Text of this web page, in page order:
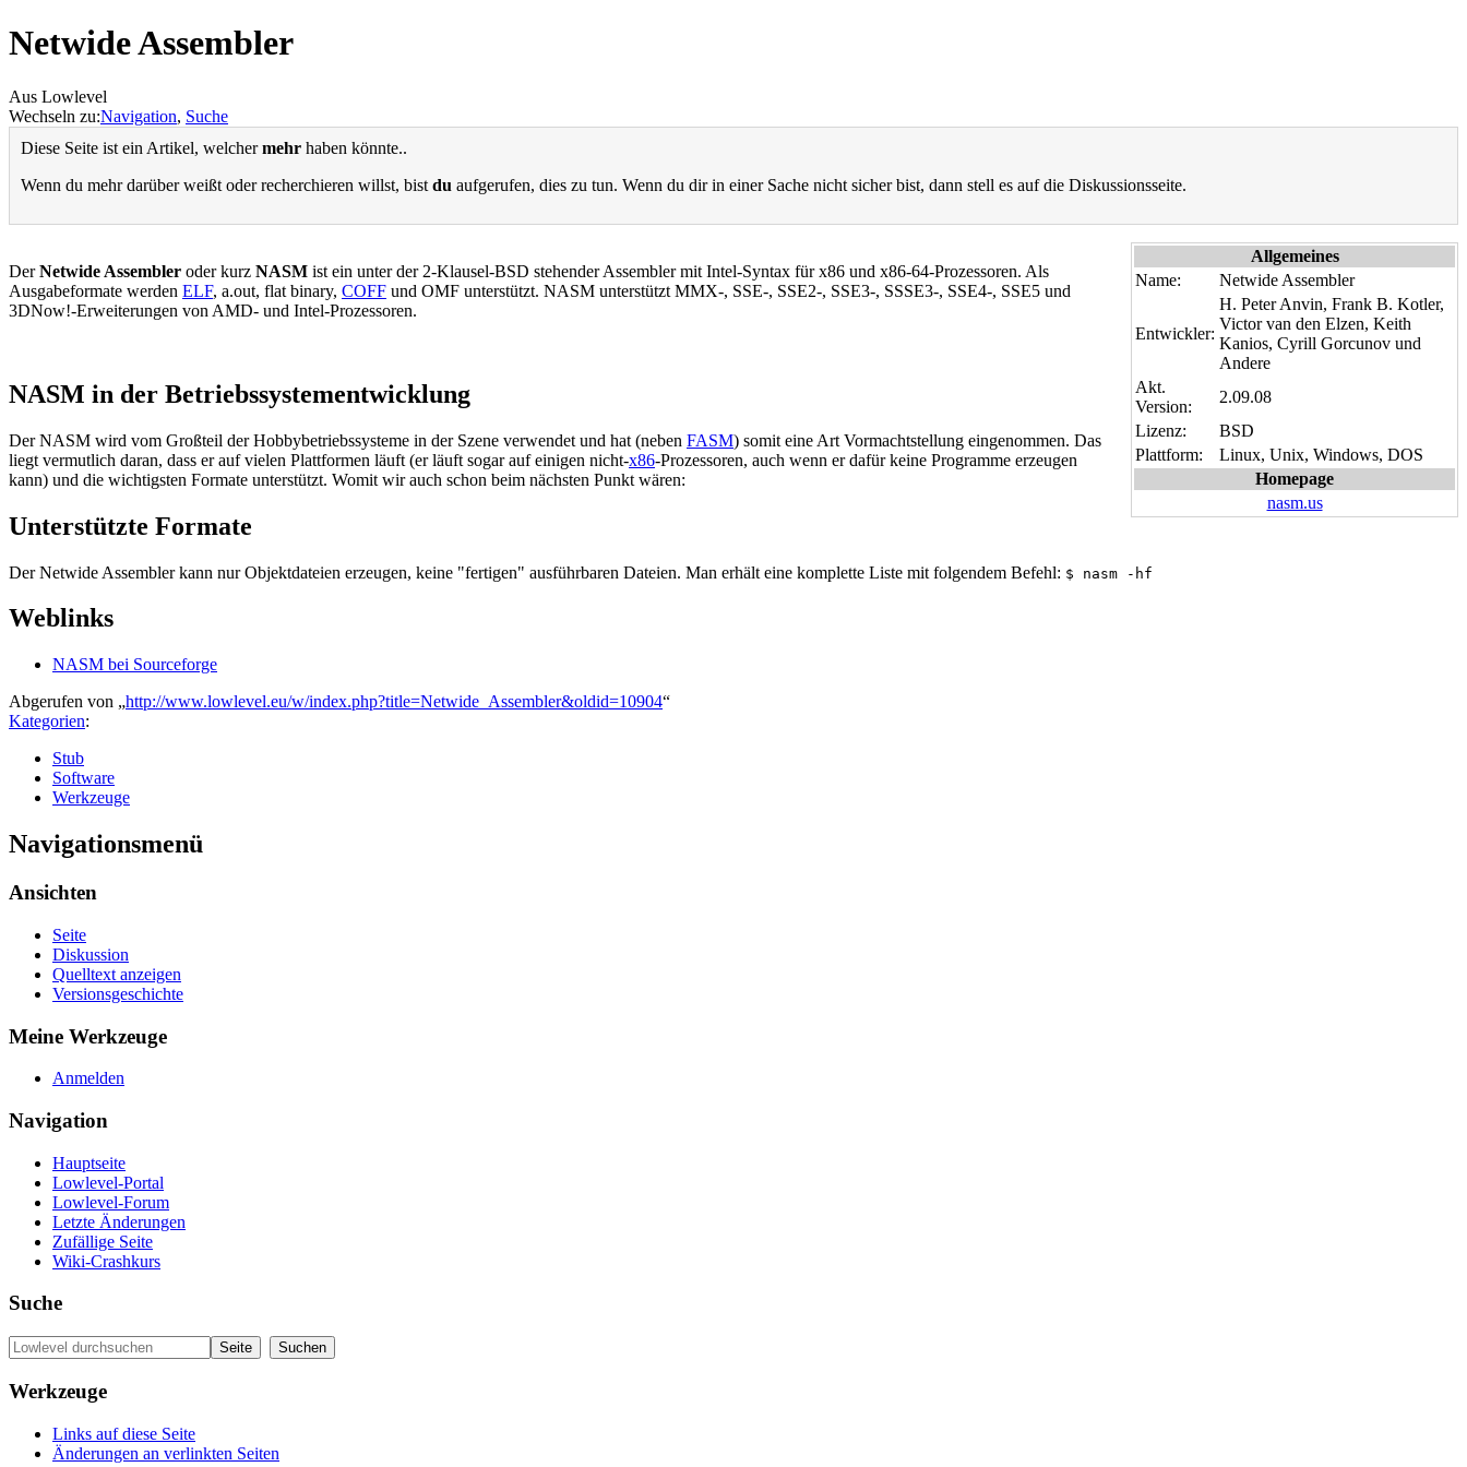
Netwide Assembler
Aus Lowlevel
Wechseln zu:Navigation, Suche
Diese Seite ist ein Artikel, welchermehr haben könnte..
Wenn du mehr darüber weißt oder recherchieren willst, bist du aufgerufen, dies zu tun. Wenn du dir in einer Sache nicht sicher bist, dann stell es auf die Diskussionsseite.
Allgemeines
Name:
Netwide Assembler
Entwickler:
H. Peter Anvin, Frank B. Kotler,
Victor van den Elzen, Keith
Kanios, Cyrill Gorcunov und
Andere
Akt.
Version:
2.09.08
Lizenz:
BSD
Plattform:
Linux, Unix, Windows, DOS
Homepage
nasm.us
DerNetwide Assembler oder kurz NASM ist ein unter der 2-Klausel-BSD stehender Assembler mit Intel-Syntax für x86 und x86-64-Prozessoren. Als
Ausgabeformate werden ELF, a.out, flat binary, COFF und OMF unterstützt. NASM unterstützt MMX-, SSE-, SSE2-, SSE3-, SSSE3-, SSE4-, SSE5 und
3DNow!-Erweiterungen von AMD- und Intel-Prozessoren.
NASM in der Betriebssystementwicklung
Der NASM wird vom Großteil der Hobbybetriebssysteme in der Szene verwendet und hat (neben FASM) somit eine Art Vormachtstellung eingenommen. Das
liegt vermutlich daran, dass er auf vielen Plattformen läuft (er läuft sogar auf einigen nicht-x86-Prozessoren, auch wenn er dafür keine Programme erzeugen
kann) und die wichtigsten Formate unterstützt. Womit wir auch schon beim nächsten Punkt wären:
Unterstützte Formate
Der Netwide Assembler kann nur Objektdateien erzeugen, keine "fertigen" ausführbaren Dateien. Man erhält eine komplette Liste mit folgendem Befehl: $ nasm -hf
Weblinks
NASM bei Sourceforge
Abgerufen von „http://www.lowlevel.eu/w/index.php?title=Netwide_Assembler&oldid=10904“
Kategorien:
Stub
Software
Werkzeuge
Navigationsmenü
Ansichten
Seite
Diskussion
Quelltext anzeigen
Versionsgeschichte
Meine Werkzeuge
Anmelden
Navigation
Hauptseite
Lowlevel-Portal
Lowlevel-Forum
Letzte Änderungen
Zufällige Seite
Wiki-Crashkurs
Suche
Werkzeuge
Links auf diese Seite
Änderungen an verlinkten Seiten